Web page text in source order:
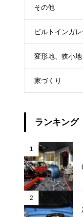
その他
ビルトインガ
変形地、狭小地
家づくり
ランキング
1
2